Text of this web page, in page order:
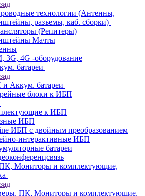
технологии (Антенны,
разъемы, каб. сборки)
(Репитеры)
Мачты
3G, 4G -оборудование
батареи
Аккум. батареи
блоки к ИБП
к ИБП
ИБП
ИБП с двойным преобразованием
интерактивные ИБП
батареи
Мониторы и комплектующие,
ПК, Мониторы и комплектующие,